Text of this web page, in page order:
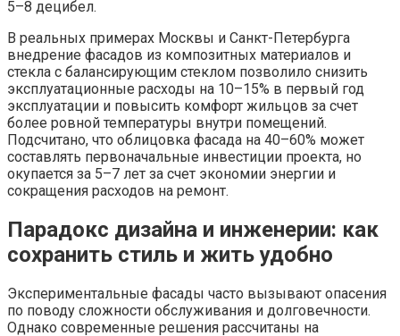
5–8 децибел.
В реальных примерах Москвы и Санкт-Петербурга
внедрение фасадов из композитных материалов и
стекла с балансирующим стеклом позволило снизить
эксплуатационные расходы на 10–15% в первый год
эксплуатации и повысить комфорт жильцов за счет
более ровной температуры внутри помещений.
Подсчитано, что облицовка фасада на 40–60% может
составлять первоначальные инвестиции проекта, но
окупается за 5–7 лет за счет экономии энергии и
сокращения расходов на ремонт.
Парадокс дизайна и инженерии: как
сохранить стиль и жить удобно
Экспериментальные фасады часто вызывают опасения
по поводу сложности обслуживания и долговечности.
Однако современные решения рассчитаны на